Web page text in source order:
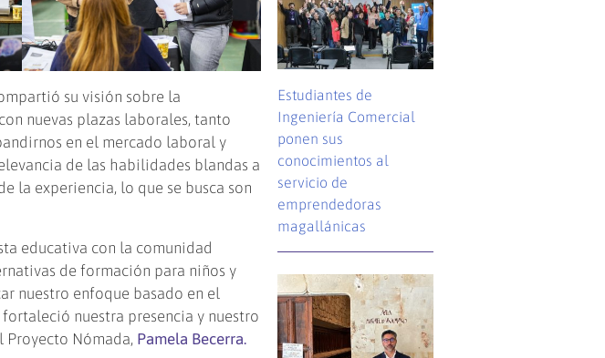
su visión sobre la
nuevas plazas laborales, tanto
en el mercado laboral y
de las habilidades blandas a
la experiencia, lo que se busca son
educativa con la comunidad
de formación para niños y
nuestro enfoque basado en el
nuestra presencia y nuestro
Proyecto Nómada, Pamela Becerra.
Estudiantes de
Ingeniería Comercial
ponen sus
conocimientos al
servicio de
emprendedoras
magallánicas